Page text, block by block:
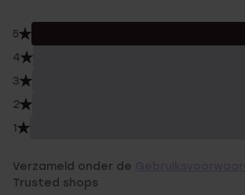
5
4
3
2
1
Verzameld onder de
Trusted shops